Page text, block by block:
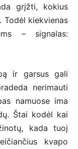
grįžti, kokius
Todėl kiekvienas
– signalas:
ir garsus gali
nerimauti
namuose ima
Štai kodėl kai
kada tuoj
kvapo